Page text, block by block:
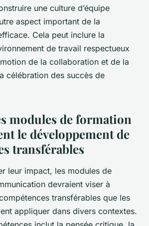
une culture d’équipe
aspect important de la
Cela peut inclure la
de travail respectueux
de la collaboration et de la
célébration des succès de
modules de formation
le développement de
transférables
leur impact, les modules de
devraient viser à
transférables que les
appliquer dans divers contextes.